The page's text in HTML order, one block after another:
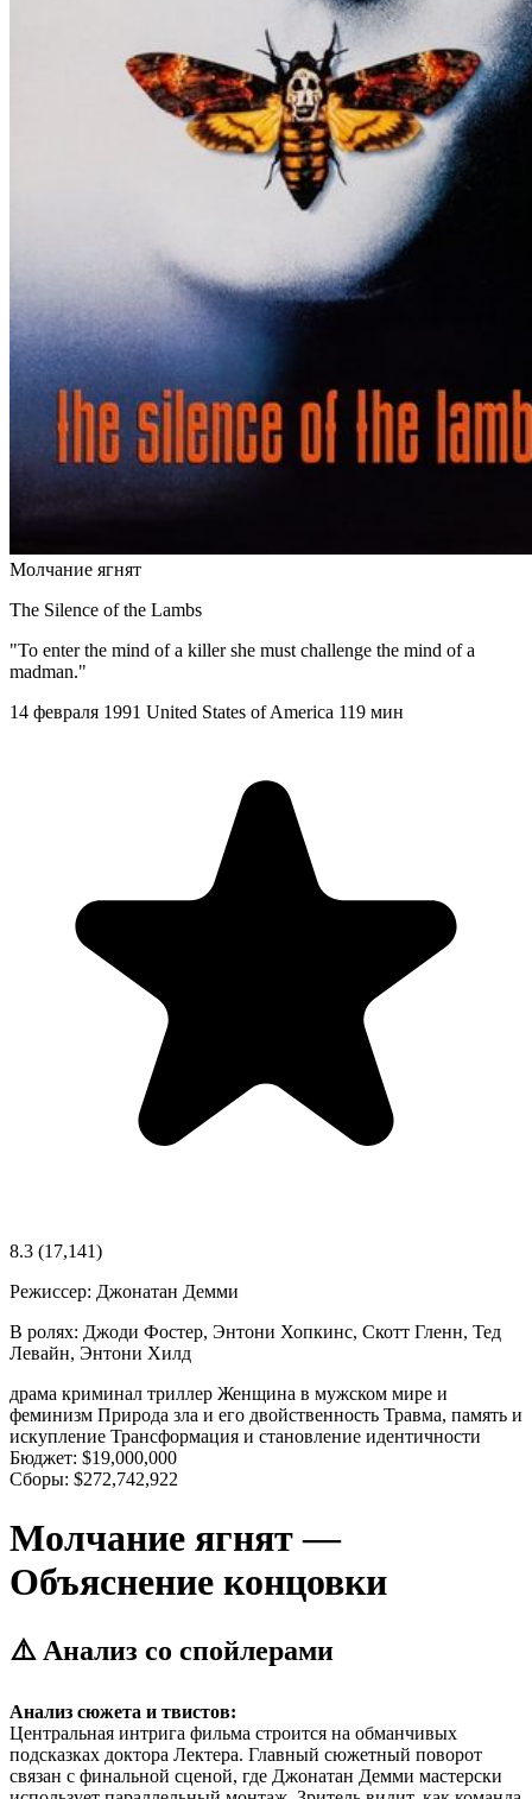
Молчание ягнят
The Silence of the Lambs
"To enter the mind of a killer she must challenge the mind of a
madman."
14 февраля 1991 United States of America 119 мин
8.3 (17,141)
Режиссер: Джонатан Демми
В ролях: Джоди Фостер, Энтони Хопкинс, Скотт Гленн, Тед
Левайн, Энтони Хилд
драма криминал триллер Женщина в мужском мире и
феминизм Природа зла и его двойственность Травма, память и
искупление Трансформация и становление идентичности
Бюджет: $19,000,000
Сборы: $272,742,922
Молчание ягнят —
Объяснение концовки
⚠️ Анализ со спойлерами
Анализ сюжета и твистов:
Центральная интрига фильма строится на обманчивых
подсказках доктора Лектера. Главный сюжетный поворот
связан с финальной сценой, где Джонатан Демми мастерски